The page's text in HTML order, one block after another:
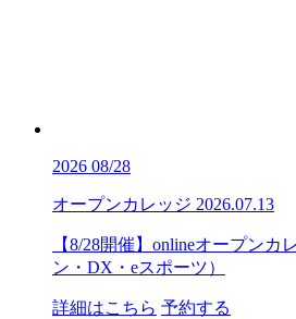
2026 08/28
オープンカレッジ 2026.07.13
【8/28開催】onlineオープンカ
ン・DX・eスポーツ）
詳細はこちら 予約する